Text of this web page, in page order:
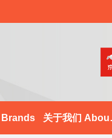
Brands 关